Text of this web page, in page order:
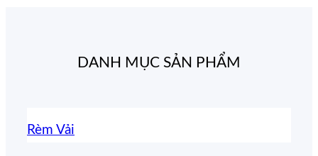
DANH MỤC SẢN PHẨM
Rèm Vải